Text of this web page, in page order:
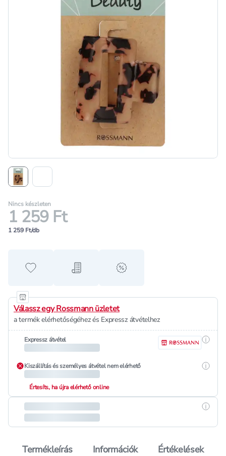
Nincs készleten
1 259 Ft
1 259 Ft/db
Hozzáadás a kedvencekhez
Hozzáadás a bevásárló listához
alert when on sale
Válassz egy Rossmann üzletet
a termék elérhetőségéhez és Expressz átvételhez
Expressz átvétel
Kiszállítás és személyes átvétel nem elérhető
Értesíts, ha újra elérhető online
Termékleírás Információk Értékelések